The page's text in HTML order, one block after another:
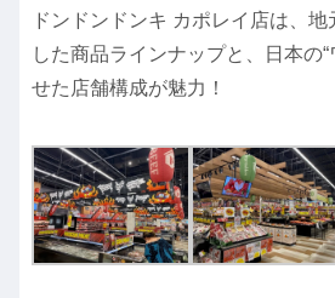
ドンドンドンキ カポレイ店は、
した商品ラインナップと、日本の“
せた店舗構成が魅力！